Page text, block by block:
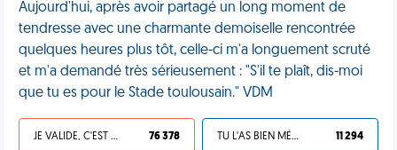
Aujourd'hui, après avoir partagé un long moment de
tendresse avec une charmante demoiselle rencontrée
quelques heures plus tôt, celle-ci m'a longuement scruté
et m'a demandé très sérieusement : "S'il te plaît, dis-moi
que tu es pour le Stade toulousain." VDM
JE VALIDE, C'EST UNE VDM 76 378 TU L'AS BIEN MÉRITÉ 11 294